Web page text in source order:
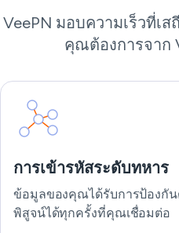
VeePN มอบความเร็วที่เ
คุณต้องการจาก
การเข้ารหัสระดับทหาร
ข้อมูลของคุณได้รับการป้องกัน
พิสูจน์ได้ทุกครั้งที่คุณเชื่อมต่อ